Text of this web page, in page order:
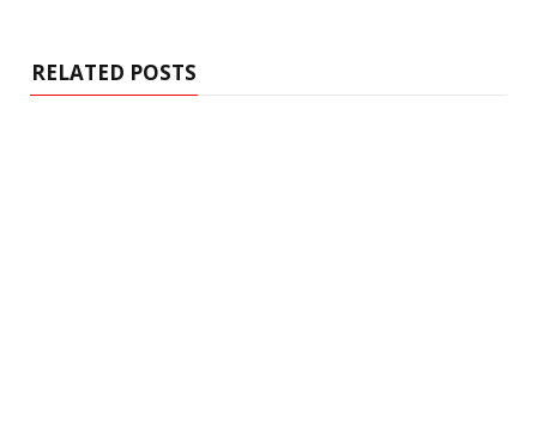
RELATED POSTS